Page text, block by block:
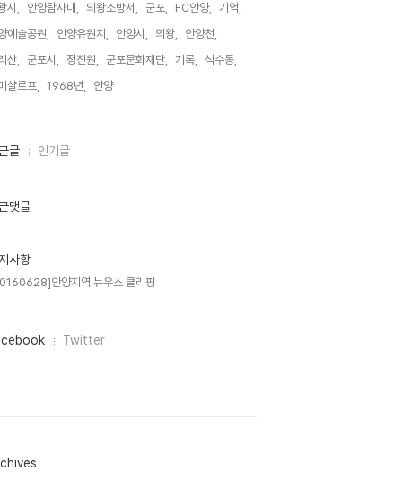
시, 안양탐사대, 의왕소방서, 군포, FC안양,
기억,
예술공원,
안양유원지, 안양시, 의왕,
안양천,
산,
군포시, 정진원, 군포문화재단, 기록,
석수동,
샬로프,
1968년, 안양,
글 인기글
댓글
사항
안양지역 뉴우스 클리핑
Twitter